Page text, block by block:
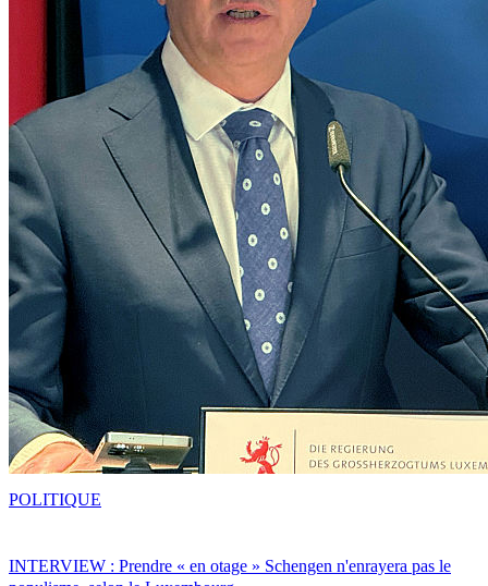
INTERVIEW : Prendre « en otage » Schengen n'enrayera pas le
POLITIQUE